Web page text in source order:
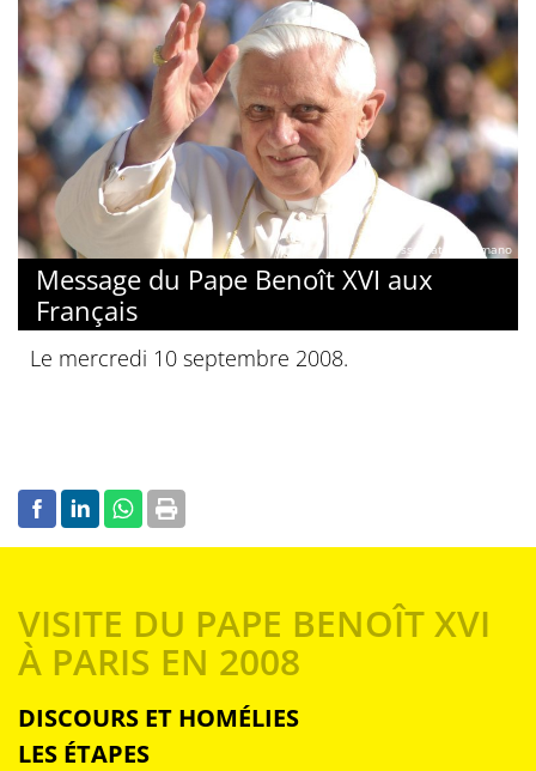
© Osservatore Romano
Message du Pape Benoît XVI aux
Français
Le mercredi 10 septembre 2008.
VISITE DU PAPE BENOÎT XVI
À PARIS EN 2008
DISCOURS ET HOMÉLIES
LES ÉTAPES